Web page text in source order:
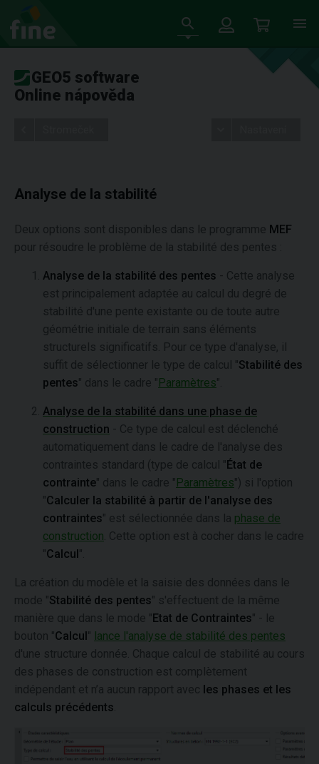
GEO5 software
Online nápověda
Analyse de la stabilité
Deux options sont disponibles dans le programme MEF
pour résoudre le problème de la stabilité des pentes :
Analyse de la stabilité des pentes - Cette analyse
est principalement adaptée au calcul du degré de
stabilité d'une pente existante ou de toute autre
géométrie initiale de terrain sans éléments
structurels significatifs. Pour ce type d'analyse, il
suffit de sélectionner le type de calcul "Stabilité des
pentes" dans le cadre "Paramètres".
Analyse de la stabilité dans une phase de
construction - Ce type de calcul est déclenché
automatiquement dans le cadre de l'analyse des
contraintes standard (type de calcul "État de
contrainte" dans le cadre "Paramètres") si l'option
"Calculer la stabilité à partir de l'analyse des
contraintes" est sélectionnée dans la phase de
construction . Cette option est à cocher dans le cadre
"Calcul".
La création du modèle et la saisie des données dans le
mode "Stabilité des pentes" s'effectuent de la même
manière que dans le mode "Etat de Contraintes" - le
bouton "Calcul" lance l'analyse de stabilité des pentes
d'une structure donnée. Chaque calcul de stabilité au cours
des phases de construction est complètement
indépendant et n’a aucun rapport avec les phases et les
calculs précédents